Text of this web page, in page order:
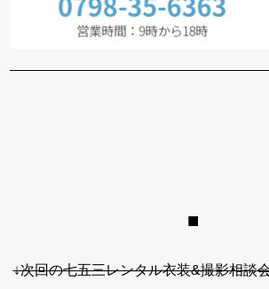
↓次回の七五三レンタル衣装&撮影相談